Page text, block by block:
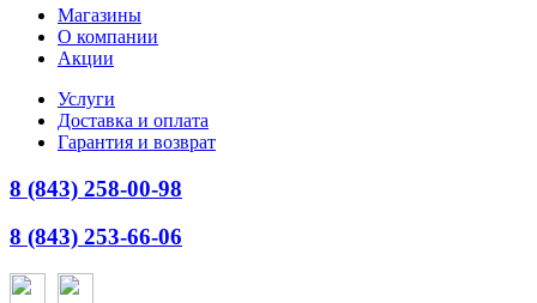
Магазины
О компании
Акции
Услуги
Доставка и оплата
Гарантия и возврат
8 (843) 258-00-98
8 (843) 253-66-06